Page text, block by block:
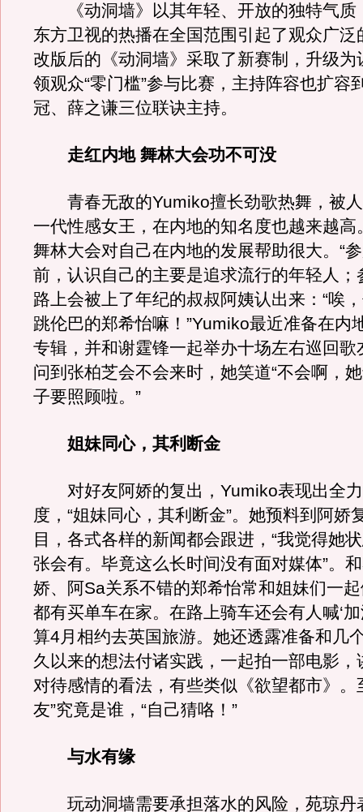
《动洞墙》以其年轻、开放的独特气质
东方卫视的热播在全国范围引起了观众广泛
改版后的《动洞墙》采取了新赛制，升级为
领观众“零门槛”参与比赛，主持阵容也扩容
冠、薛之谦三位联诀主持。
走红内地 舞林大会功不可没
青春无敌的Yumiko擅长劲歌热舞，被人
一代性感女王，在内地的知名度也越来越高
舞林大会对自己在内地的发展帮助很大。“
前，认识自己的主要是追求流行的年轻人；
路上会被上了年纪的叔叔阿姨认出来：“唉
跳伦巴的郑希怡嘛！”Yumiko最近准备在内
专辑，并和谢霆锋一起举办十场左右巡回歌
问到张柏芝会不会来时，她笑道“不会啊，
子要照顾啦。”
姐妹同心，其利断金
对好友阿娇的复出，Yumiko表现出全
度，“姐妹同心，其利断金”。她预料到阿娇
目，各式各样的新闻都会跟进，“我觉得她
张会有。毕竟这么长时间没有面对媒体”。
娇、阿Sa关系不错的郑希怡常和姐妹们一起
都有买单车在家。在路上骑车还会有人喊‘加
算4月相约去英国旅游。她还透露准备和几
久以来的想法付诸实践，一起拍一部电影，
对待感情的看法，有些类似《欲望都市》。
友”究竟是谁，“自己猜咯！”
与水有缘
玩动洞墙需要承担落水的风险，苑琼丹